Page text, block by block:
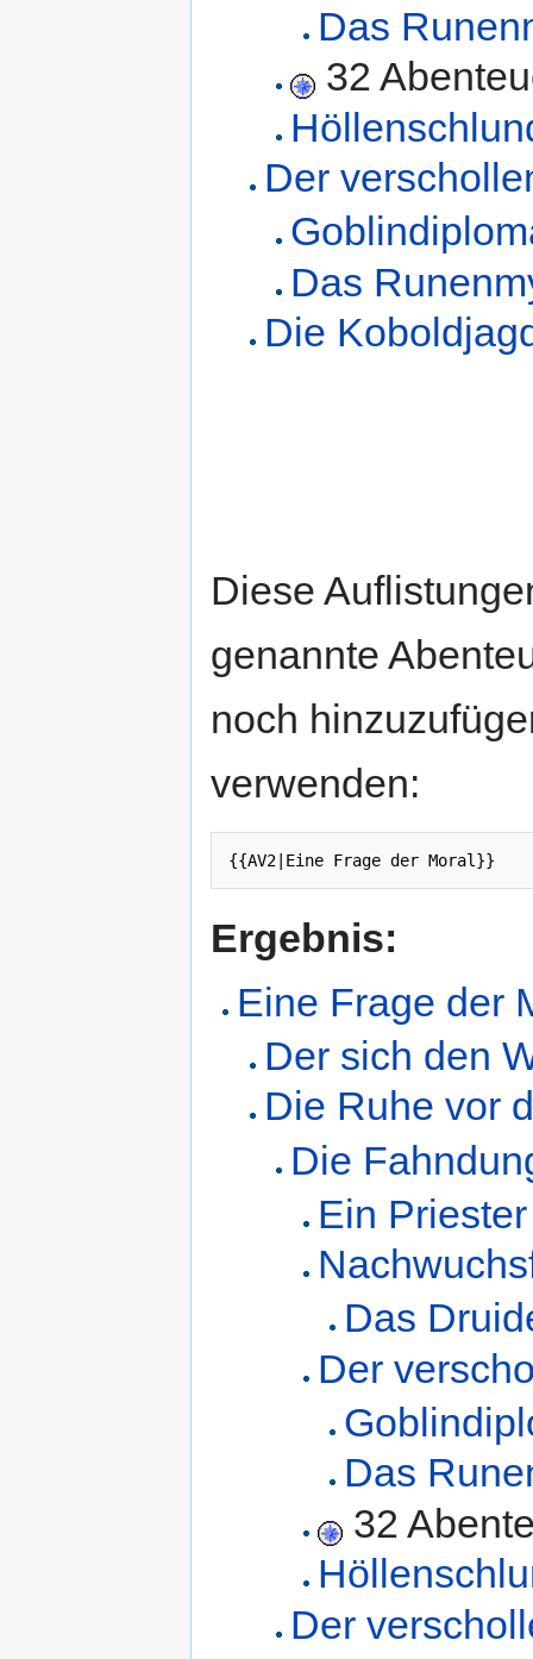
Das
32
Der
Das
Die
Diese
genannte
noch
verwenden:
Ergebnis:
Eine Frage der
Der sich den
Die Ruhe vor
Die
Ein
Das
Der
Das
32
Der